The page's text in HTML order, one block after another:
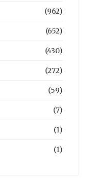
(962)
(652)
(430)
(272)
(59)
(7)
(1)
(1)